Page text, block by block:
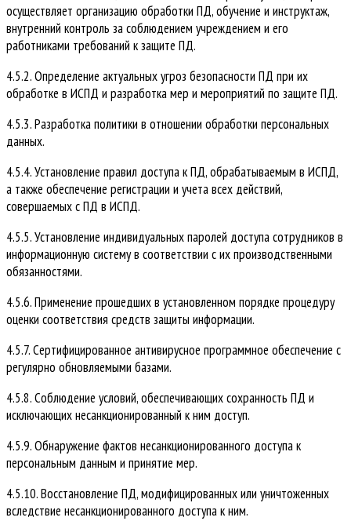
осуществляет организацию обработки ПД, обучение и инструктаж,
внутренний контроль за соблюдением учреждением и его
работниками требований к защите ПД.
4.5.2. Определение актуальных угроз безопасности ПД при их
обработке в ИСПД и разработка мер и мероприятий по защите ПД.
4.5.3. Разработка политики в отношении обработки персональных
данных.
4.5.4. Установление правил доступа к ПД, обрабатываемым в ИСПД,
а также обеспечение регистрации и учета всех действий,
совершаемых с ПД в ИСПД.
4.5.5. Установление индивидуальных паролей доступа сотрудников в
информационную систему в соответствии с их производственными
обязанностями.
4.5.6. Применение прошедших в установленном порядке процедуру
оценки соответствия средств защиты информации.
4.5.7. Сертифицированное антивирусное программное обеспечение с
регулярно обновляемыми базами.
4.5.8. Соблюдение условий, обеспечивающих сохранность ПД и
исключающих несанкционированный к ним доступ.
4.5.9. Обнаружение фактов несанкционированного доступа к
персональным данным и принятие мер.
4.5.10. Восстановление ПД, модифицированных или уничтоженных
вследствие несанкционированного доступа к ним.